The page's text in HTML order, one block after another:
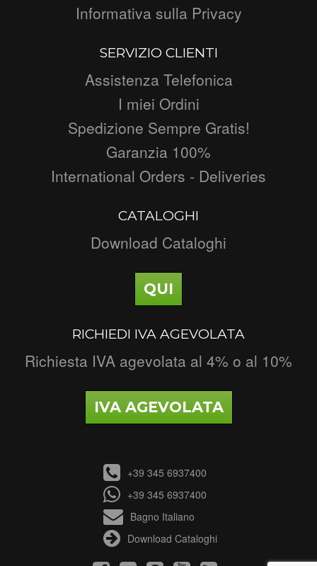
Informativa sulla Privacy
SERVIZIO CLIENTI
Assistenza Telefonica
I miei Ordini
Spedizione Sempre Gratis!
Garanzia 100%
International Orders - Deliveries
CATALOGHI
Download Cataloghi
QUI
RICHIEDI IVA AGEVOLATA
Richiesta IVA agevolata al 4% o al 10%
IVA AGEVOLATA
+39 345 6937400
+39 345 6937400
Bagno Italiano
Download Cataloghi